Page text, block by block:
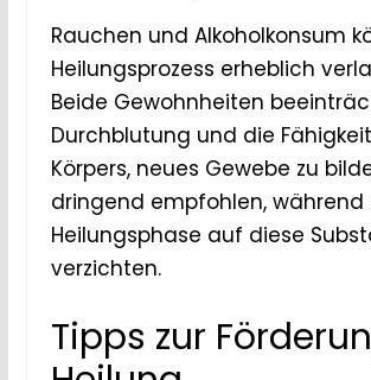
Rauchen und Alkoholkonsum
Heilungsprozess erheblich
Beide Gewohnheiten
Durchblutung und die
Körpers, neues Gewebe zu
dringend empfohlen, während
Heilungsphase auf diese
verzichten.
Tipps zur